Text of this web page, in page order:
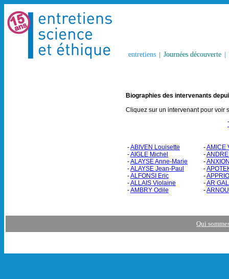
entretiens | Journées découverte
Biographies des intervenants
Cliquez sur un intervenant pour voir
-ABIVEN Louisette
-AIGLE Michel
-ALAYSE Anne-Marie
-ALAYSE Jean-Paul
-ALFONSI Eric
-ALLAIS Violaine
-AMBRY Odile
-AMICE
-
-
-
-
-AR
-
Qui